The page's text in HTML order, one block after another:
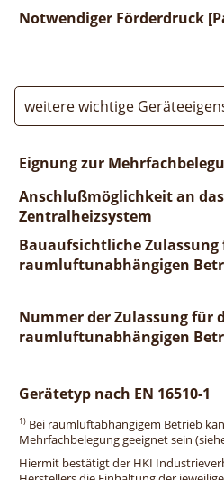
Notwendiger Förderdruck
weitere wichtige
Eignung zur
Anschlußmöglichkeit an das
Zentralheizsystem
Bauaufsichtliche Zulassung
raumluftunabhängigen
Nummer der Zulassung für
raumluftunabhängigen
Gerätetyp nach EN 16510-1
1) Bei raumluftabhängigem Betrieb
Mehrfachbelegung geeignet sein
Hiermit bestätigt der HKI